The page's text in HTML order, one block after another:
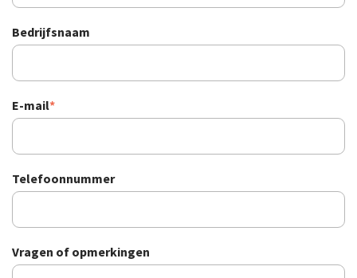
Bedrijfsnaam
E-mail*
Telefoonnummer
Vragen of opmerkingen